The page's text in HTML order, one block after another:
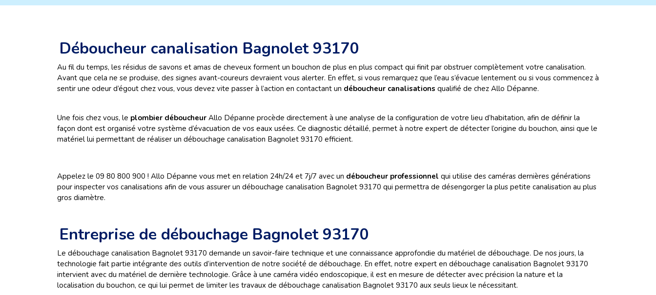
Déboucheur canalisation Bagnolet 93170
Au fil du temps, les résidus de savons et amas de cheveux forment un bouchon de plus en plus compact qui finit par obstruer complètement votre canalisation.
Avant que cela ne se produise, des signes avant-coureurs devraient vous alerter. En effet, si vous remarquez que l’eau s’évacue lentement ou si vous commencez à
sentir une odeur d’égout chez vous, vous devez vite passer à l’action en contactant un déboucheur canalisations qualifié de chez Allo Dépanne.
Une fois chez vous, le plombier déboucheur Allo Dépanne procède directement à une analyse de la configuration de votre lieu d’habitation, afin de définir la
façon dont est organisé votre système d’évacuation de vos eaux usées. Ce diagnostic détaillé, permet à notre expert de détecter l’origine du bouchon, ainsi que le
matériel lui permettant de réaliser un débouchage canalisation Bagnolet 93170 efficient.
Appelez le 09 80 800 900 ! Allo Dépanne vous met en relation 24h/24 et 7j/7 avec un déboucheur professionnel qui utilise des caméras dernières générations
pour inspecter vos canalisations afin de vous assurer un débouchage canalisation Bagnolet 93170 qui permettra de désengorger la plus petite canalisation au plus
gros diamètre.
Entreprise de débouchage Bagnolet 93170
Le débouchage canalisation Bagnolet 93170 demande un savoir-faire technique et une connaissance approfondie du matériel de débouchage. De nos jours, la
technologie fait partie intégrante des outils d’intervention de notre société de débouchage. En effet, notre expert en débouchage canalisation Bagnolet 93170
intervient avec du matériel de dernière technologie. Grâce à une caméra vidéo endoscopique, il est en mesure de détecter avec précision la nature et la
localisation du bouchon, ce qui lui permet de limiter les travaux de débouchage canalisation Bagnolet 93170 aux seuls lieux le nécessitant.